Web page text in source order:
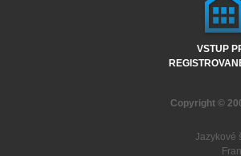
VSTUP
Copyright ©
Jazykové